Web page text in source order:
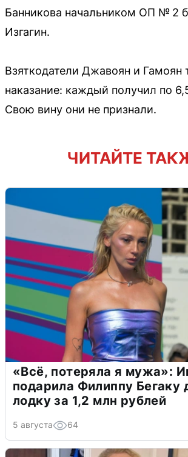
Банникова начальником ОП № 2
Изгагин.
Взяткодатели Джавоян и Гамоян
наказание: каждый получил по
Свою вину они не признали.
ЧИТАЙТЕ
«Всё, потеряла я мужа»:
подарила Филиппу Бегаку
лодку за 1,2 млн рублей
5 августа 64